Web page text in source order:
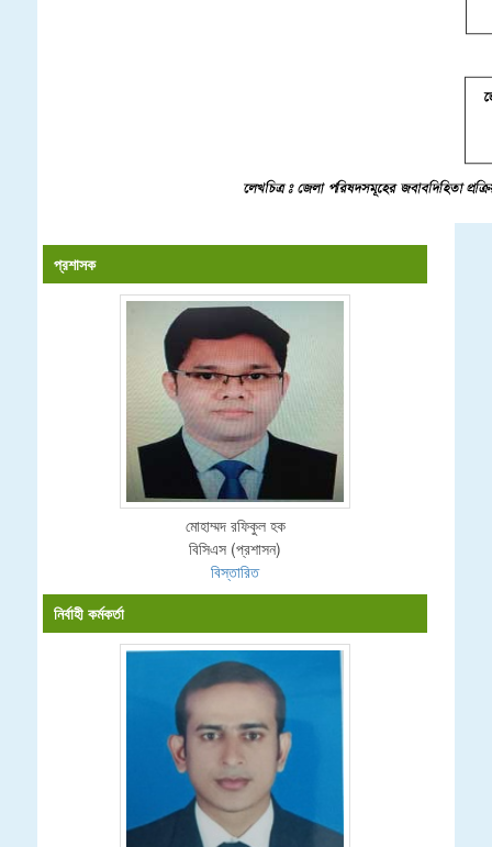
প্রশাসক
মোহাম্মদ রফিকুল হক
বিসিএস (প্রশাসন)
বিস্তারিত
নির্বাহী কর্মকর্তা